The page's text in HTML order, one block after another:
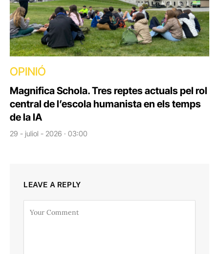
OPINIÓ
Magnifica Schola. Tres reptes actuals pel rol
central de l’escola humanista en els temps
de la IA
29 - juliol - 2026 · 03:00
LEAVE A REPLY